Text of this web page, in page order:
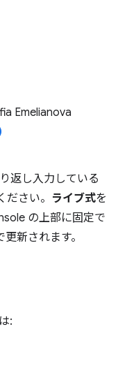
Emelianova
返し入力している
さい。 ライブ式を
の上部に固定で
新されます。
: